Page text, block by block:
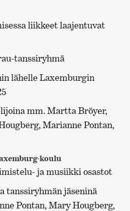
liikkeet laajentuvat
tanssiryhmä
lähelle Laxemburgin
mm. Martta Bröyer,
Marianne Pontan,
koulu
ja musiikki osastot
tanssiryhmän jäseninä
Pontan, Mary Hougberg,